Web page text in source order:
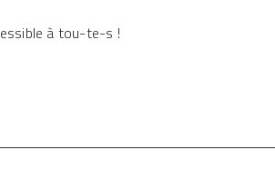
à tou-te-s !